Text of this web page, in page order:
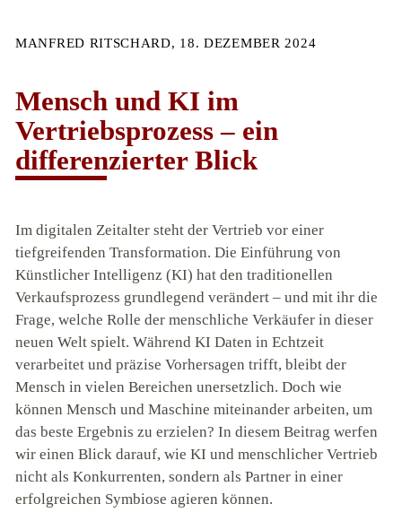
MANFRED RITSCHARD, 18. DEZEMBER 2024
Mensch und KI im
Vertriebsprozess – ein
differenzierter Blick
Im digitalen Zeitalter steht der Vertrieb vor einer
tiefgreifenden Transformation. Die Einführung von
Künstlicher Intelligenz (KI) hat den traditionellen
Verkaufsprozess grundlegend verändert – und mit ihr die
Frage, welche Rolle der menschliche Verkäufer in dieser
neuen Welt spielt. Während KI Daten in Echtzeit
verarbeitet und präzise Vorhersagen trifft, bleibt der
Mensch in vielen Bereichen unersetzlich. Doch wie
können Mensch und Maschine miteinander arbeiten, um
das beste Ergebnis zu erzielen? In diesem Beitrag werfen
wir einen Blick darauf, wie KI und menschlicher Vertrieb
nicht als Konkurrenten, sondern als Partner in einer
erfolgreichen Symbiose agieren können.